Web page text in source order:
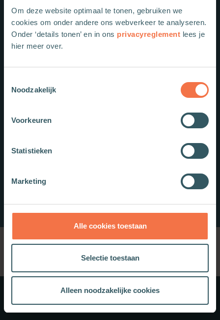
Om deze website optimaal te tonen, gebruiken we
cookies om onder andere ons webverkeer te analyseren.
Onder ‘details tonen’ en in ons privacyreglement lees je
hier meer over.
Noodzakelijk
Voorkeuren
Statistieken
Marketing
Alle cookies toestaan
Selectie toestaan
Alleen noodzakelijke cookies
Meer weten?